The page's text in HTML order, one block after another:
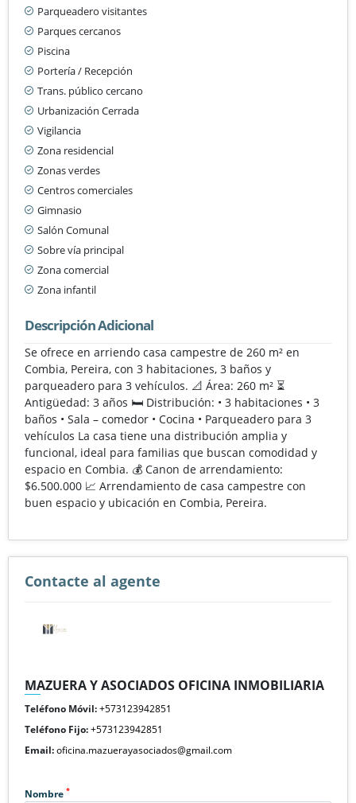
Parqueadero visitantes
Parques cercanos
Piscina
Portería / Recepción
Trans. público cercano
Urbanización Cerrada
Vigilancia
Zona residencial
Zonas verdes
Centros comerciales
Gimnasio
Salón Comunal
Sobre vía principal
Zona comercial
Zona infantil
Descripción Adicional
Se ofrece en arriendo casa campestre de 260 m² en
Combia, Pereira, con 3 habitaciones, 3 baños y
parqueadero para 3 vehículos. 📐 Área: 260 m² ⏳
Antigüedad: 3 años 🛏️ Distribución: • 3 habitaciones • 3
baños • Sala – comedor • Cocina • Parqueadero para 3
vehículos La casa tiene una distribución amplia y
funcional, ideal para familias que buscan comodidad y
espacio en Combia. 💰 Canon de arrendamiento:
$6.500.000 📈 Arrendamiento de casa campestre con
buen espacio y ubicación en Combia, Pereira.
Contacte al agente
MAZUERA Y ASOCIADOS OFICINA INMOBILIARIA
Teléfono Móvil:+573123942851
Teléfono Fijo:+573123942851
Email:oficina.mazuerayasociados@gmail.com
Nombre *